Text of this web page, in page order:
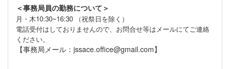
＜事務局員の勤務について＞
月・木10:30~16:30 （祝祭日を除く）
電話受付はしておりませんので、お問合せ等はメールにてご連絡
ください。
【事務局メール：jssace.office@gmail.com】